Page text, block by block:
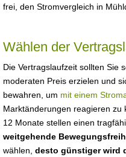
frei, den Stromvergleich in
Wählen der
Die Vertragslaufzeit sollten Sie
moderaten Preis erzielen und
bewahren, um mit einem
Marktänderungen reagieren zu
12 Monate stellen einen
weitgehende
wählen, desto günstiger wird